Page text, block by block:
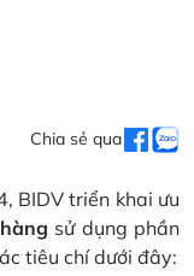
Chia sẻ qua
BIDV triển khai ưu
sử dụng phần
tiêu chí dưới đây: